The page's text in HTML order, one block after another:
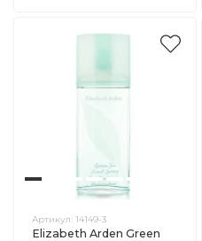
Артикул: 14149-3
Elizabeth Arden Green